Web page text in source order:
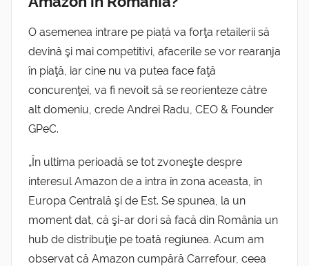
O asemenea intrare pe piață va forţa retailerii să
devină şi mai competitivi, afacerile se vor rearanja
în piaţă, iar cine nu va putea face faţă
concurenţei, va fi nevoit să se reorienteze către
alt domeniu, crede Andrei Radu, CEO & Founder
GPeC.
„În ultima perioadă se tot zvoneşte despre
interesul Amazon de a intra în zona aceasta, în
Europa Centrală şi de Est. Se spunea, la un
moment dat, că şi-ar dori să facă din România un
hub de distribuţie pe toată regiunea. Acum am
observat că Amazon cumpără Carrefour, ceea